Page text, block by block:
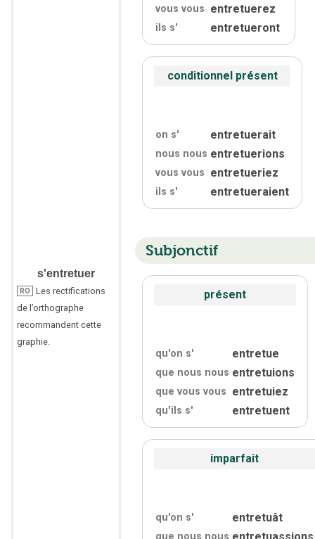
s'entretuer
RO
Les rectifications
de l’orthographe
recommandent cette
graphie.
vous vous entretuerez
ils s' entretueront
conditionnel présent
on s' entretuerait
nous nous entretuerions
vous vous entretueriez
ils s' entretueraient
Subjonctif
présent
qu'on s' entretue
que nous nous entretuions
que vous vous entretuiez
qu'ils s' entretuent
imparfait
qu'on s' entretuât
que nous nous